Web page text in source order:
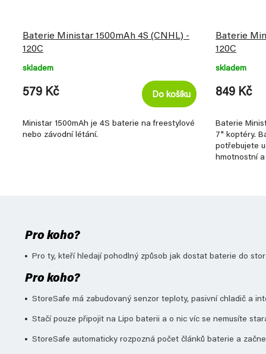
Baterie Ministar 1500mAh 4S (CNHL) -
120C
skladem
579 Kč Do košíku
Ministar 1500mAh je 4S baterie na freestylové
nebo závodní létání.
Baterie
120C
skladem
849 Kč
Baterie
7" koptéry.
potřebujete
hmotnostní
Pro koho?
Pro ty, kteří hledají pohodlný způsob jak dostat baterie do
Pro koho?
StoreSafe má zabudovaný senzor teploty, pasivní chladič a
Stačí pouze připojit na Lipo baterii a o nic víc se nemusíte
StoreSafe automaticky rozpozná počet článků baterie a